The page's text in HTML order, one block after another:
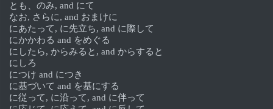
とも、のみ, and にて
なお, さらに, and おまけに
にあたって, に先立ち, and に際して
にかかわる and をめぐる
にしたら, からみると, and からすると
にしろ
につけ and につき
に基づいて and を基にする
に従って, に沿って, and に伴って